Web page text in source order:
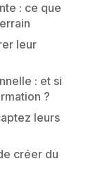
: ce que
leur
: et si
?
leurs
créer du